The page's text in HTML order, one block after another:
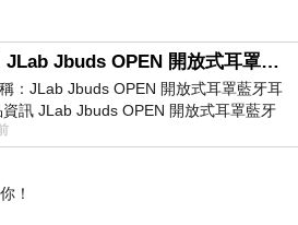
開箱｜JLab Jbuds OPEN 開放式耳罩藍牙耳機 - 設計美學，輕巧、透氣、環境音全物理達成！
：JLab Jbuds OPEN 開放式耳罩藍牙耳
訊 JLab Jbuds OPEN 開放式耳罩藍牙
：非常有特色，值得喜愛美型工
！